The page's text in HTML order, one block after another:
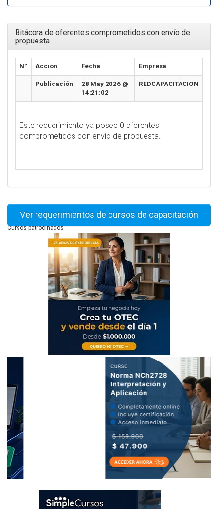
Bitácora de oferentes comprometidos con envío de
propuesta
N° Acción Fecha Empresa
Publicación
28 May 2026 @
14:21:02
REDCAPACITACION
Este requerimiento ya posee 0 oferentes
comprometidos con envío de propuesta.
Ver requerimientos de cursos de capacitación
Cursos patrocinados